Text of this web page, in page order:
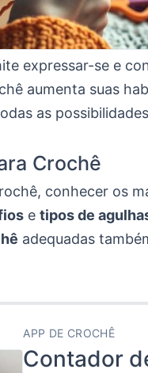
expressar-se e
aumenta suas
as
Crochê
conhecer os
e tipos de
adequadas
APP DE CROCHÊ
Contador